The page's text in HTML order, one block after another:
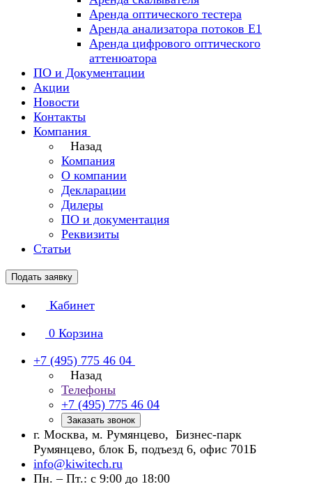
Аренда оптического тестера
Аренда анализатора потоков Е1
Аренда цифрового оптического
аттенюатора
ПО и Документации
Акции
Новости
Контакты
Компания
Назад
Компания
О компании
Декларации
Дилеры
ПО и документация
Реквизиты
Статьи
Подать заявку
Кабинет
0 Корзина
+7 (495) 775 46 04
Назад
Телефоны
+7 (495) 775 46 04
Заказать звонок
г. Москва, м. Румянцево, Бизнес-парк
Румянцево, блок Б, подъезд 6, офис 701Б
info@kiwitech.ru
Пн. – Пт.: с 9:00 до 18:00